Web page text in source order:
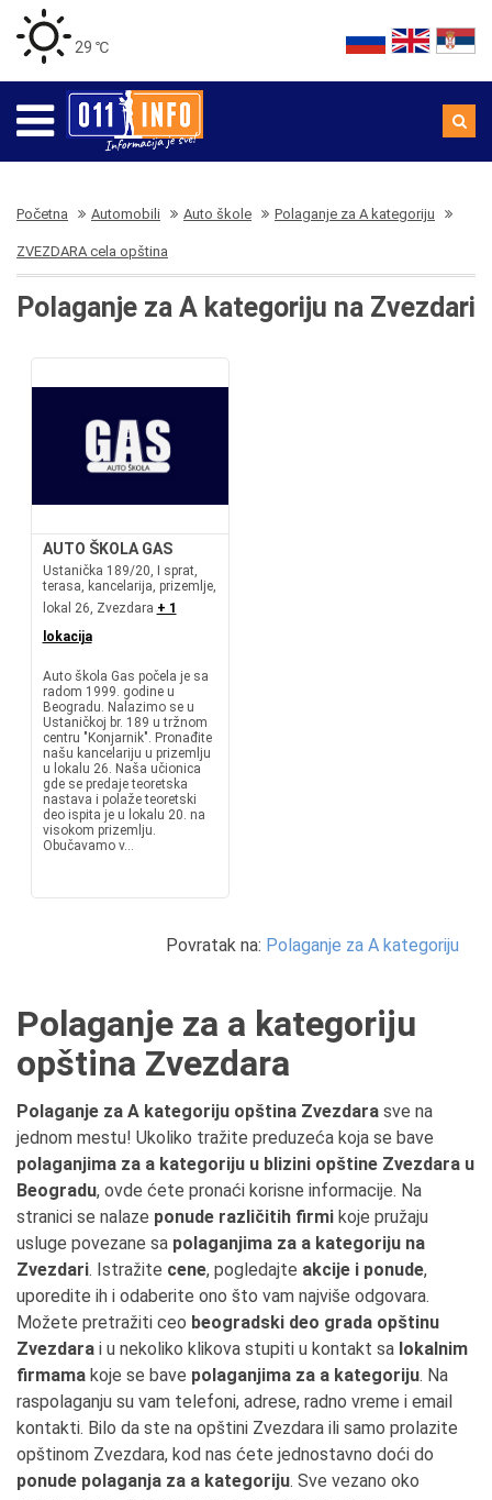
29 ℃
Početna Automobili Auto škole Polaganje za A kategoriju
ZVEZDARA cela opština
Polaganje za A kategoriju na Zvezdari
AUTO ŠKOLA GAS
Ustanička 189/20, I sprat,
terasa, kancelarija, prizemlje,
lokal 26, Zvezdara + 1
lokacija
Auto škola Gas počela je sa
radom 1999. godine u
Beogradu. Nalazimo se u
Ustaničkoj br. 189 u tržnom
centru "Konjarnik". Pronađite
našu kancelariju u prizemlju
u lokalu 26. Naša učionica
gde se predaje teoretska
nastava i polaže teoretski
deo ispita je u lokalu 20. na
visokom prizemlju.
Obučavamo v...
Povratak na: Polaganje za A kategoriju
Polaganje za a kategoriju
opština Zvezdara
Polaganje za A kategoriju opština Zvezdara sve na
jednom mestu! Ukoliko tražite preduzeća koja se bave
polaganjima za a kategoriju u blizini opštine Zvezdara u
Beogradu, ovde ćete pronaći korisne informacije. Na
stranici se nalaze ponude različitih firmi koje pružaju
usluge povezane sa polaganjima za a kategoriju na
Zvezdari. Istražite cene, pogledajte akcije i ponude,
uporedite ih i odaberite ono što vam najviše odgovara.
Možete pretražiti ceo beogradski deo grada opštinu
Zvezdara i u nekoliko klikova stupiti u kontakt sa lokalnim
firmama koje se bave polaganjima za a kategoriju. Na
raspolaganju su vam telefoni, adrese, radno vreme i email
kontakti. Bilo da ste na opštini Zvezdara ili samo prolazite
opštinom Zvezdara, kod nas ćete jednostavno doći do
ponude polaganja za a kategoriju. Sve vezano oko